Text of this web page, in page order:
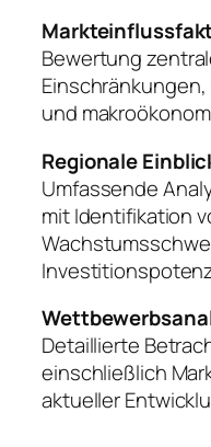
Bewertung
und
Regionale
Umfassende
mit Identifikation
Detaillierte
einschließlich
aktueller